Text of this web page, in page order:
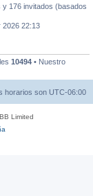
176 invitados (basados
2026 22:13
10494 • Nuestro
horarios son UTC-06:00
Limited